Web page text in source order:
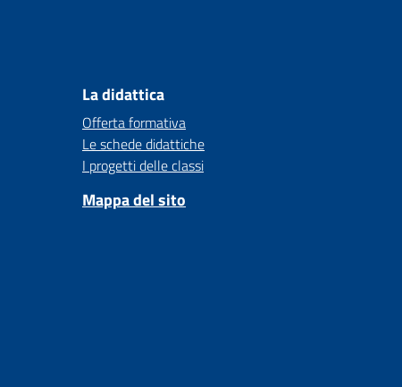
La didattica
Offerta formativa
Le schede didattiche
I progetti delle classi
Mappa del sito